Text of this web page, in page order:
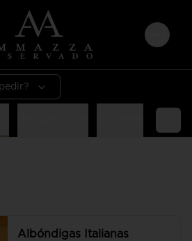
Login
Albóndigas Italianas